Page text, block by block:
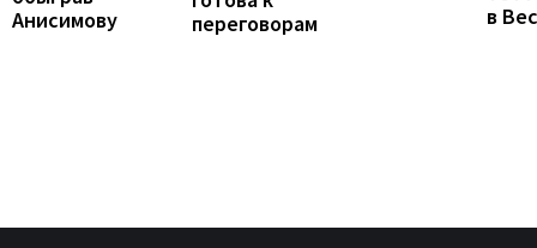
Анисимову
переговорам
в